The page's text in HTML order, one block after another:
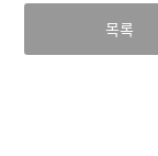
목록